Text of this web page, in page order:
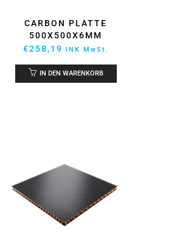
CARBON PLATTE
500X500X6MM
€258,19 INK MwSt.
IN DEN WARENKORB